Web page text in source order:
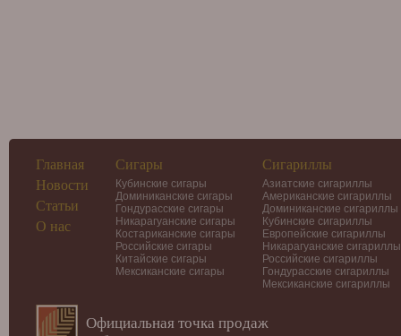
Главная
Новости
Статьи
О нас
Сигары
Кубинские сигары
Доминиканские сигары
Гондурасские сигары
Никарагуанские сигары
Костариканские сигары
Российские сигары
Китайские сигары
Мексиканские сигары
Сигариллы
Азиатские сигариллы
Американские сигариллы
Доминиканские сигариллы
Кубинские сигариллы
Европейские сигариллы
Никарагуанские сигариллы
Российские сигариллы
Гондурасские сигариллы
Мексиканские сигариллы
Официальная точка продаж